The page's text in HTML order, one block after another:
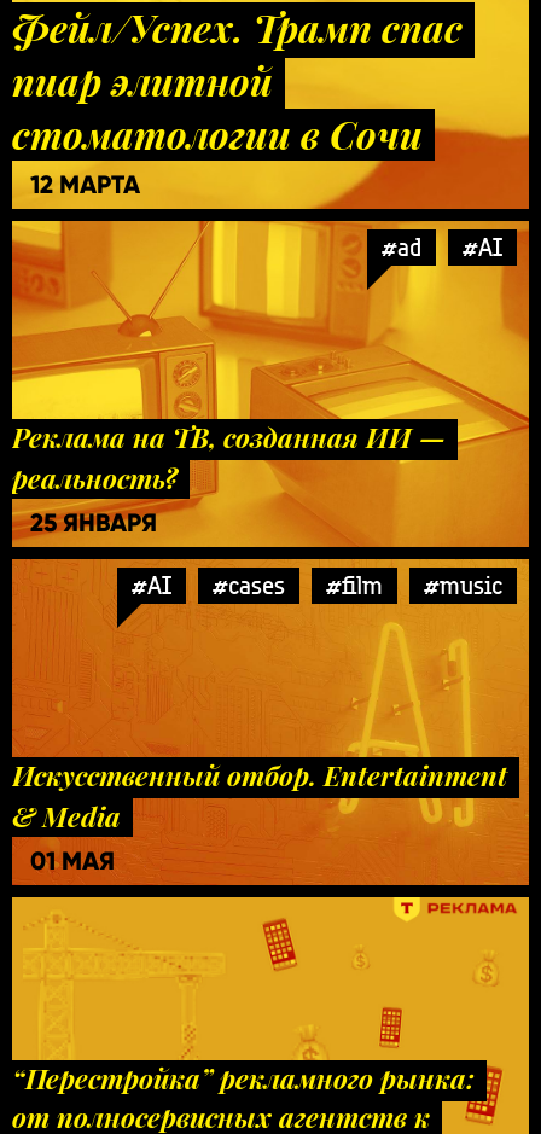
Фейл/Успех. Трамп спас
пиар элитной
стоматологии в Сочи
12 МАРТА
#ad #AI
Реклама на ТВ, созданная ИИ —
реальность?
25 ЯНВАРЯ
#AI #cases #film #music
Искусственный отбор. Entertainment
& Media
01 МАЯ
“Перестройка” рекламного рынка:
от полносервисных агентств к